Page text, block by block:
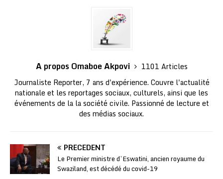
A propos Omaboe Akpovi
1101 Articles
Journaliste Reporter, 7 ans d'expérience. Couvre l'actualité
nationale et les reportages sociaux, culturels, ainsi que les
événements de la la société civile. Passionné de lecture et
des médias sociaux.
PRÉCÉDENT
Le Premier ministre d’Eswatini, ancien royaume du
Swaziland, est décédé du covid-19